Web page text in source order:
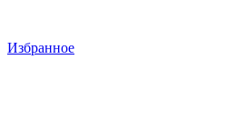
Избранное